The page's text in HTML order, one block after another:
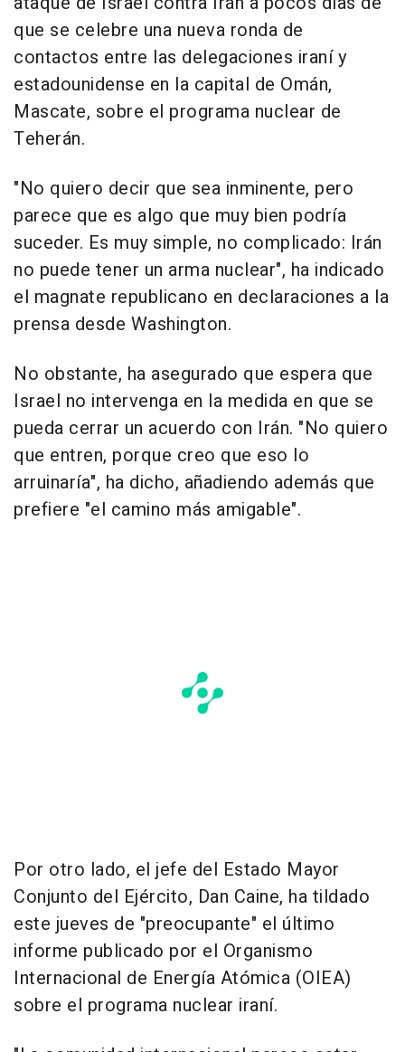
que se celebre una nueva ronda de
contactos entre las delegaciones iraní y
estadounidense en la capital de Omán,
Mascate, sobre el programa nuclear de
Teherán.
"No quiero decir que sea inminente, pero
parece que es algo que muy bien podría
suceder. Es muy simple, no complicado: Irán
no puede tener un arma nuclear", ha indicado
el magnate republicano en declaraciones a la
prensa desde Washington.
No obstante, ha asegurado que espera que
Israel no intervenga en la medida en que se
pueda cerrar un acuerdo con Irán. "No quiero
que entren, porque creo que eso lo
arruinaría", ha dicho, añadiendo además que
prefiere "el camino más amigable".
Por otro lado, el jefe del Estado Mayor
Conjunto del Ejército, Dan Caine, ha tildado
este jueves de "preocupante" el último
informe publicado por el Organismo
Internacional de Energía Atómica (OIEA)
sobre el programa nuclear iraní.